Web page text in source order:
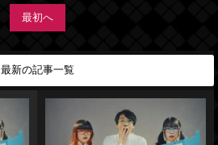
最初へ
最新の記事一覧